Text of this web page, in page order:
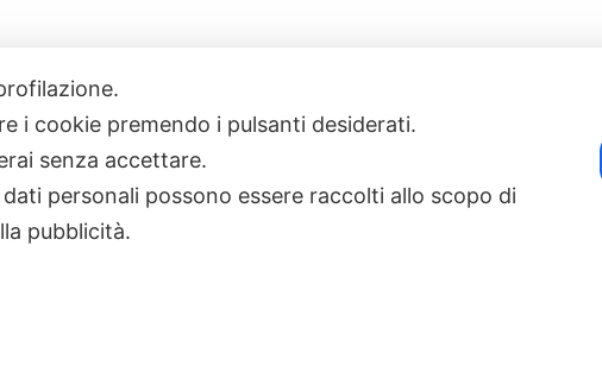
i cookie premendo i pulsanti desiderati.
senza accettare.
personali possono essere raccolti allo scopo di
pubblicità.